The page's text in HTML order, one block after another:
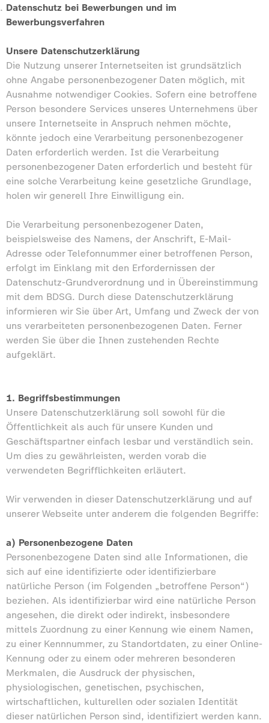
Datenschutz bei Bewerbungen und im
Bewerbungsverfahren
Unsere Datenschutzerklärung
Die Nutzung unserer Internetseiten ist grundsätzlich
ohne Angabe personenbezogener Daten möglich, mit
Ausnahme notwendiger Cookies. Sofern eine betroffene
Person besondere Services unseres Unternehmens über
unsere Internetseite in Anspruch nehmen möchte,
könnte jedoch eine Verarbeitung personenbezogener
Daten erforderlich werden. Ist die Verarbeitung
personenbezogener Daten erforderlich und besteht für
eine solche Verarbeitung keine gesetzliche Grundlage,
holen wir generell Ihre Einwilligung ein.
Die Verarbeitung personenbezogener Daten,
beispielsweise des Namens, der Anschrift, E-Mail-
Adresse oder Telefonnummer einer betroffenen Person,
erfolgt im Einklang mit den Erfordernissen der
Datenschutz-Grundverordnung und in Übereinstimmung
mit dem BDSG. Durch diese Datenschutzerklärung
informieren wir Sie über Art, Umfang und Zweck der von
uns verarbeiteten personenbezogenen Daten. Ferner
werden Sie über die Ihnen zustehenden Rechte
aufgeklärt.
1. Begriffsbestimmungen
Unsere Datenschutzerklärung soll sowohl für die
Öffentlichkeit als auch für unsere Kunden und
Geschäftspartner einfach lesbar und verständlich sein.
Um dies zu gewährleisten, werden vorab die
verwendeten Begrifflichkeiten erläutert.
Wir verwenden in dieser Datenschutzerklärung und auf
unserer Webseite unter anderem die folgenden Begriffe:
a) Personenbezogene Daten
Personenbezogene Daten sind alle Informationen, die
sich auf eine identifizierte oder identifizierbare
natürliche Person (im Folgenden „betroffene Person“)
beziehen. Als identifizierbar wird eine natürliche Person
angesehen, die direkt oder indirekt, insbesondere
mittels Zuordnung zu einer Kennung wie einem Namen,
zu einer Kennnummer, zu Standortdaten, zu einer Online-
Kennung oder zu einem oder mehreren besonderen
Merkmalen, die Ausdruck der physischen,
physiologischen, genetischen, psychischen,
wirtschaftlichen, kulturellen oder sozialen Identität
dieser natürlichen Person sind, identifiziert werden kann.